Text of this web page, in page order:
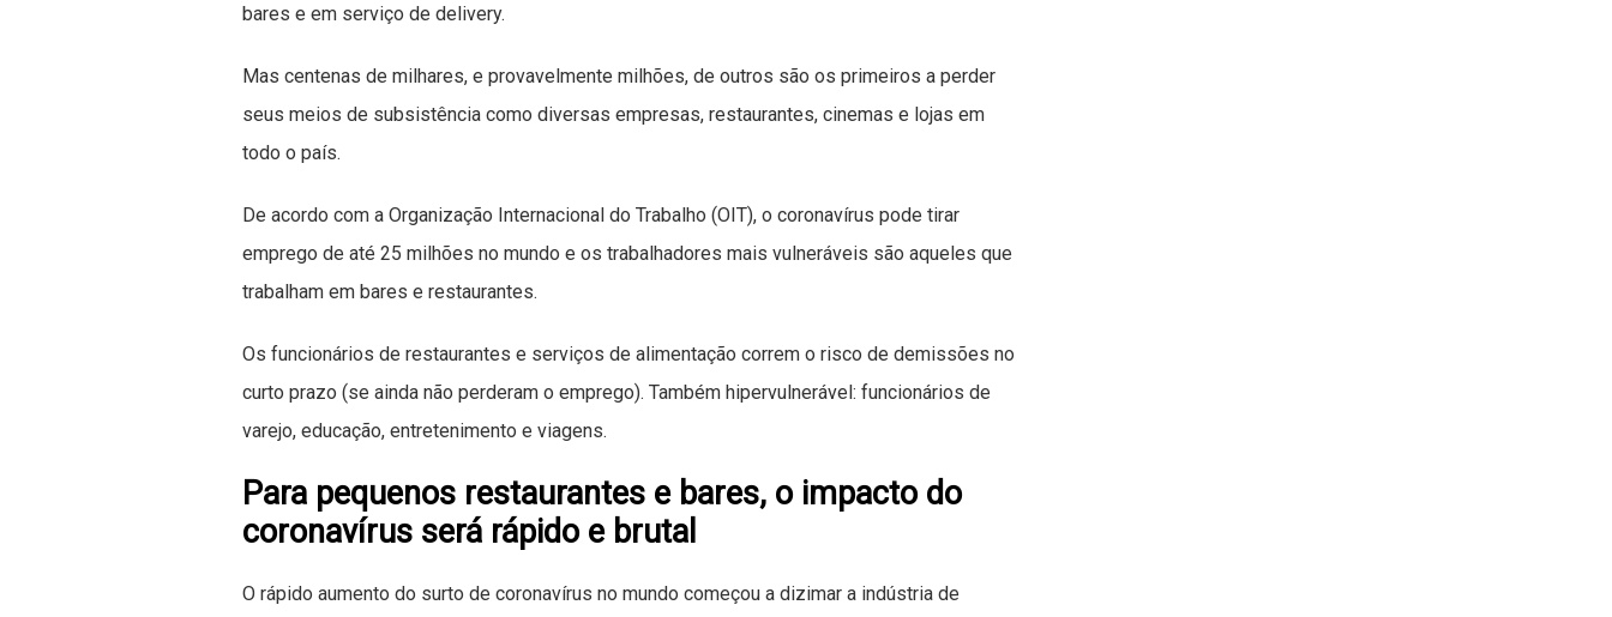
bares e em serviço de delivery.
Mas centenas de milhares, e provavelmente milhões, de outros são os primeiros a perder
seus meios de subsistência como diversas empresas, restaurantes, cinemas e lojas em
todo o país.
De acordo com a Organização Internacional do Trabalho (OIT), o coronavírus pode tirar
emprego de até 25 milhões no mundo e os trabalhadores mais vulneráveis ​​são aqueles que
trabalham em bares e restaurantes.
Os funcionários de restaurantes e serviços de alimentação correm o risco de demissões no
curto prazo (se ainda não perderam o emprego). Também hipervulnerável: funcionários de
varejo, educação, entretenimento e viagens.
Para pequenos restaurantes e bares, o impacto do
coronavírus será rápido e brutal
O rápido aumento do surto de coronavírus no mundo começou a dizimar a indústria de